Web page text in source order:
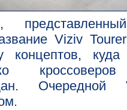
Viziv
концептов,
Очередной